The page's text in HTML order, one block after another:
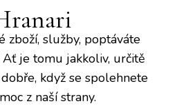
zboží, služby, poptáváte
Ať je tomu jakkoliv, určitě
když se spolehnete
z naší strany.